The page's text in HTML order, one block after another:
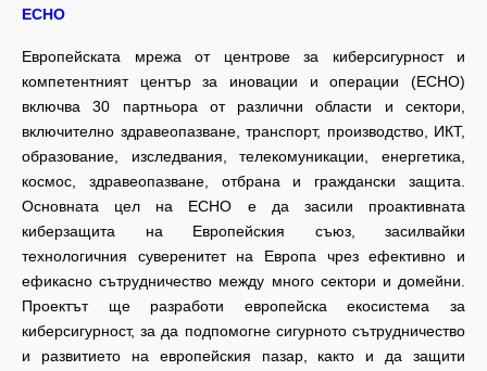
ECHO
Европейската мрежа от центрове за киберсигурност и
компетентният център за иновации и операции (ECHO)
включва 30 партньора от различни области и сектори,
включително здравеопазване, транспорт, производство, ИКТ,
образование, изследвания, телекомуникации, енергетика,
космос, здравеопазване, отбрана и граждански защита.
Основната цел на ECHO е да засили проактивната
киберзащита на Европейския съюз, засилвайки
технологичния суверенитет на Европа чрез ефективно и
ефикасно сътрудничество между много сектори и домейни.
Проектът ще разработи европейска екосистема за
киберсигурност, за да подпомогне сигурното сътрудничество
и развитието на европейския пазар, както и да защити